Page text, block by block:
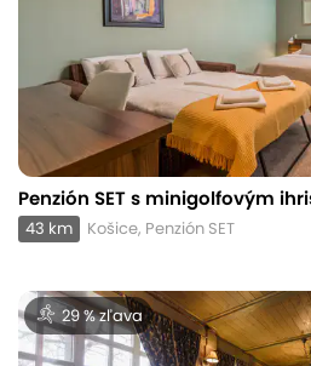
Penzión SET s minigolfovým
43 km Košice, Penzión SET
29 % zľava